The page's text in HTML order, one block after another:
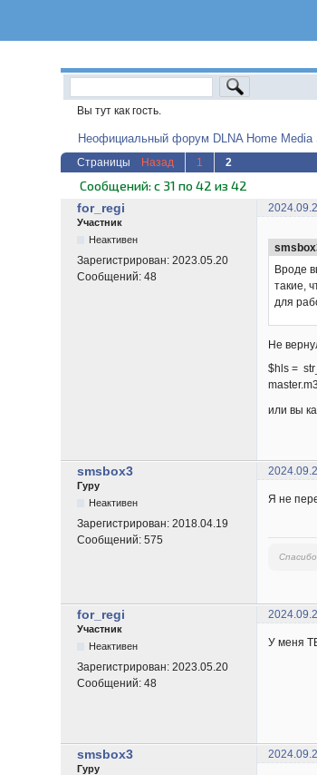
Вы тут как гость.
Неофициальный форум DLNA Home Media
Страницы Назад 1 2
Сообщений: с 31 по 42 из 42
for_regi
Участник
Неактивен
Зарегистрирован:2023.05.20
Сообщений:48
Вроде
такие,
для
Не
$hls =
или вы
smsbox3
Гуру
Неактивен
Зарегистрирован:2018.04.19
Сообщений:575
Я не
for_regi
Участник
Неактивен
Зарегистрирован:2023.05.20
Сообщений:48
У меня
smsbox3
Гуру